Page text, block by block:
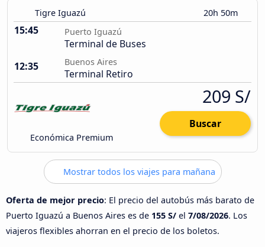
Tigre Iguazú 20h 50m
15:45 Puerto Iguazú
Terminal de Buses
12:35
Buenos Aires
Terminal Retiro
Económica Premium
209 S/
Buscar
Mostrar todos los viajes para mañana
Oferta de mejor precio: El precio del autobús más barato de
Puerto Iguazú a Buenos Aires es de 155 S/ el 7/08/2026. Los
viajeros flexibles ahorran en el precio de los boletos.